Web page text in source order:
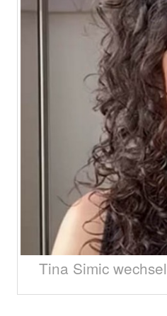
Tina Simic